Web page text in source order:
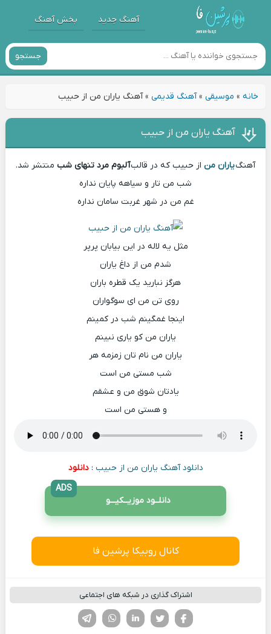
آهنگ جدید پخش آهنگ
جستجو
خانه» موسیقی»آهنگ قدیمی»آهنگ یاران من از حبیب
آهنگ یاران من از حبیب
آهنگیاران من از حبیب که در قالبآلبوم مرد تنهای شب منتشر شد.
شب من تار و سیاهه پایان نداره
غم من در شهر غربت سامان نداره
مثل یه لاله در این بیابان پرپر
شدم من از داغ یاران
هرگز نبارید یک قطره باران
روی تن من ای سوگواران
اینجا غمگینم شب در کمینم
یاران من کو یاری نبینم
یاران من نام تان زمزمه هر
شب مستی من است
یادتان شوق من و عشقم
و هستی من است
دانلود آهنگ یاران من از حبیب :دانلود
دانلــود موزیــکیـــو
ADS
کانال روبیکا پرشین فا
اشتراک گذاری در شبکه های اجتماعی
لینکدین تویتر
فیسوک